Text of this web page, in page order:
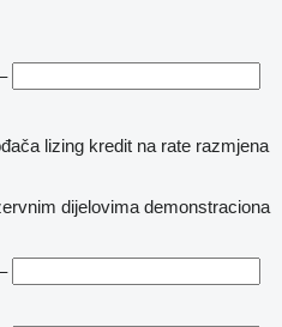
lizing kredit na rate razmjena
dijelovima demonstraciona